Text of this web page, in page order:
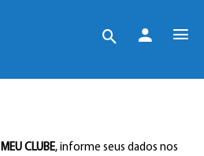
MEU CLUBE, informe seus dados nos